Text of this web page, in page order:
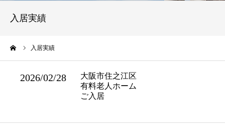
入居実績
入居実績
2026/02/28
大阪市住之江区
有料老人ホーム
ご入居
お問い合わせ